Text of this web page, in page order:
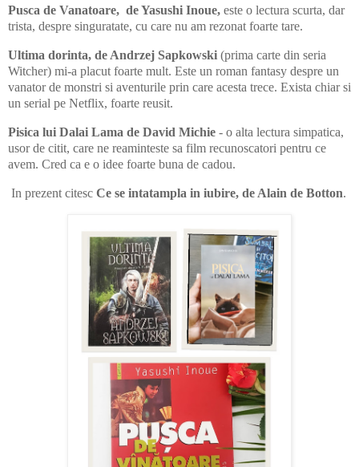
Pusca de Vanatoare, de Yasushi Inoue, este o lectura scurta, dar
trista, despre singuratate, cu care nu am rezonat foarte tare.
Ultima dorinta, de Andrzej Sapkowski (prima carte din seria
Witcher) mi-a placut foarte mult. Este un roman fantasy despre un
vanator de monstri si aventurile prin care acesta trece. Exista chiar si
un serial pe Netflix, foarte reusit.
Pisica lui Dalai Lama de David Michie - o alta lectura simpatica,
usor de citit, care ne reaminteste sa film recunoscatori pentru ce
avem. Cred ca e o idee foarte buna de cadou.
In prezent citesc Ce se intatampla in iubire, de Alain de Botton.